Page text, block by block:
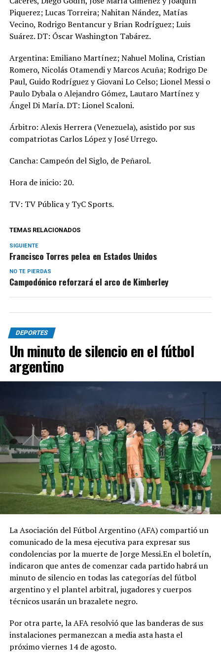
Piquerez; Lucas Torreira; Nahitan Nández, Matías
Vecino, Rodrigo Bentancur y Brian Rodríguez; Luis
Suárez. DT: Óscar Washington Tabárez.
Argentina: Emiliano Martínez; Nahuel Molina, Cristian
Romero, Nicolás Otamendi y Marcos Acuña; Rodrigo De
Paul, Guido Rodríguez y Giovani Lo Celso; Lionel Messi o
Paulo Dybala o Alejandro Gómez, Lautaro Martínez y
Ángel Di María. DT: Lionel Scaloni.
Árbitro: Alexis Herrera (Venezuela), asistido por sus
compatriotas Carlos López y José Urrego.
Cancha: Campeón del Siglo, de Peñarol.
Hora de inicio: 20.
TV: TV Pública y TyC Sports.
TEMAS RELACIONADOS
SIGUIENTE
Francisco Torres pelea en Estados Unidos
NO TE PIERDAS
Campodónico reforzará el arco de Kimberley
DEPORTES
Un minuto de silencio en el fútbol
argentino
La Asociación del Fútbol Argentino (AFA) compartió un
comunicado de la mesa ejecutiva para expresar sus
condolencias por la muerte de Jorge Messi.En el boletín,
indicaron que antes de comenzar cada partido habrá un
minuto de silencio en todas las categorías del fútbol
argentino y el plantel arbitral, jugadores y cuerpos
técnicos usarán un brazalete negro.
Por otra parte, la AFA resolvió que las banderas de sus
instalaciones permanezcan a media asta hasta el
próximo viernes 14 de agosto.